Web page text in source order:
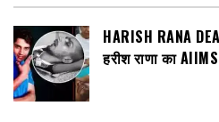
HARISH RANA
हरीश राणा का